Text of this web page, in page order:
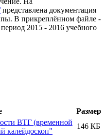
представлена документация
В прикреплённом файле -
2015 - 2016 учебного
Размер
ВТГ (временной
калейдоскоп"
146 КБ